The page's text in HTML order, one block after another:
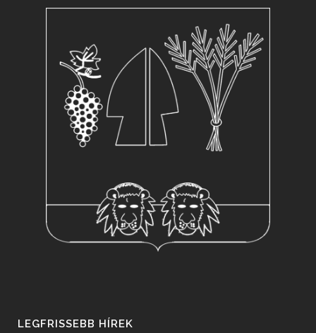
LEGFRISSEBB HÍREK